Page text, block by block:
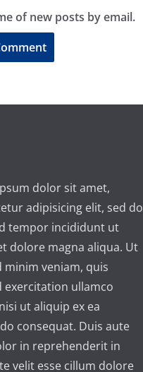
of new posts by email.
dolor sit amet,
adipisicing elit, sed do
tempor incididunt ut
dolore magna aliqua. Ut
minim veniam, quis
exercitation ullamco
ut aliquip ex ea
consequat. Duis aute
in reprehenderit in
velit esse cillum dolore